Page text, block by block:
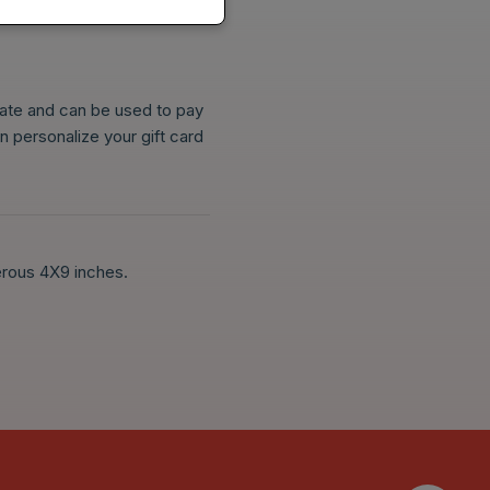
and can be used to pay
personalize your gift card
4X9 inches.